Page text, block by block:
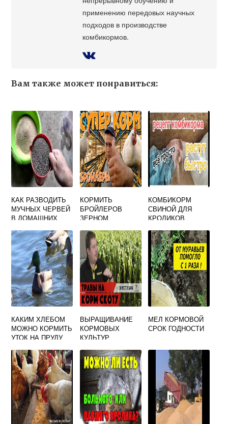
применению передовых научных
подходов в производстве
комбикормов.
Вам также может понравиться:
КАК РАЗВОДИТЬ
МУЧНЫХ ЧЕРВЕЙ
В ДОМАШНИХ
КОРМА ПТИЦ
КОРМИТЬ
БРОЙЛЕРОВ
ЗЕРНОМ
КОМБИКОРМ
СВИНОЙ ДЛЯ
КРОЛИКОВ
КАКИМ ХЛЕБОМ
МОЖНО КОРМИТЬ
УТОК НА ПРУДУ
ВЫРАЩИВАНИЕ
КОРМОВЫХ
КУЛЬТУР
МЕЛ КОРМОВОЙ
СРОК ГОДНОСТИ